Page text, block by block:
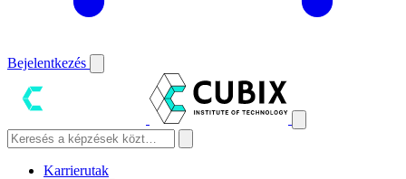
Bejelentkezés
Karrierutak